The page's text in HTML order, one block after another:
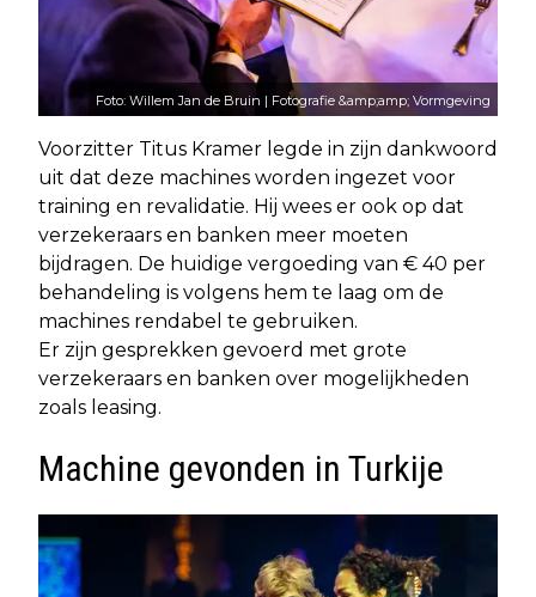
Foto: Willem Jan de Bruin | Fotografie &amp;amp; Vormgeving
Voorzitter Titus Kramer legde in zijn dankwoord
uit dat deze machines worden ingezet voor
training en revalidatie. Hij wees er ook op dat
verzekeraars en banken meer moeten
bijdragen. De huidige vergoeding van € 40 per
behandeling is volgens hem te laag om de
machines rendabel te gebruiken.
Er zijn gesprekken gevoerd met grote
verzekeraars en banken over mogelijkheden
zoals leasing.
Machine gevonden in Turkije